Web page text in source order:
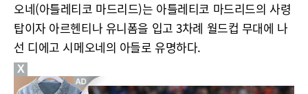
오네(아틀레티코 마드리드)는 아틀레티코 마드리드의 사령
탑이자 아르헨티나 유니폼을 입고 3차례 월드컵 무대에 나
선 디에고 시메오네의 아들로 유명하다.
X